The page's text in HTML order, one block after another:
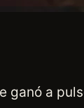
ganó a